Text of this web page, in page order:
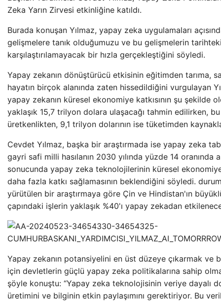
Zeka Yarın Zirvesi etkinliğine katıldı.
Burada konuşan Yılmaz, yapay zeka uygulamaları
gelişmelere tanık olduğumuzu ve bu gelişmelerin
karşılaştırılamayacak bir hızla gerçekleştiğini söyledi.
Yapay zekanın dönüştürücü etkisinin eğitimden tarıma,
hayatın birçok alanında zaten hissedildiğini vurgulayan
yapay zekanın küresel ekonomiye katkısının şu şekilde
yaklaşık 15,7 trilyon dolara ulaşacağı tahmin edilirken, bu
üretkenlikten, 9,1 trilyon dolarının ise tüketimden
Cevdet Yılmaz, başka bir araştırmada ise yapay zeka
gayri safi milli hasılanın 2030 yılında yüzde 14 oranında
sonucunda yapay zeka teknolojilerinin küresel
daha fazla katkı sağlamasının beklendiğini söyledi.
yürütülen bir araştırmaya göre Çin ve Hindistan'ın
çapındaki işlerin yaklaşık %40'ı yapay zekadan
Yapay zekanın potansiyelini en üst düzeye çıkarmak ve
için devletlerin güçlü yapay zeka politikalarına sahip
şöyle konuştu: “Yapay zeka teknolojisinin veriye dayalı
üretimini ve bilginin etkin paylaşımını gerektiriyor. Bu